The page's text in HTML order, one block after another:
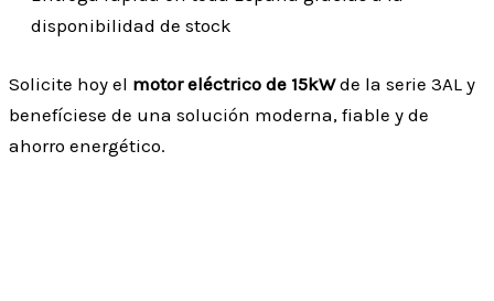
disponibilidad de stock
Solicite hoy el motor eléctrico de 15kWde la serie 3AL y
benefíciese de una solución moderna, fiable y de
ahorro energético.